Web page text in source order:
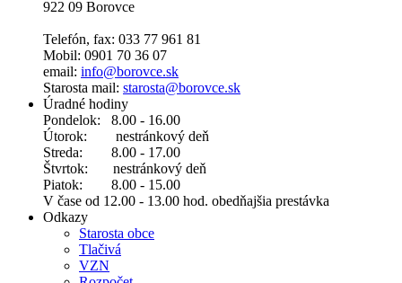
922 09 Borovce
Telefón, fax: 033 77 961 81
Mobil: 0901 70 36 07
email: info@borovce.sk
Starosta mail: starosta@borovce.sk
Úradné hodiny
Pondelok: 8.00 - 16.00
Útorok: nestránkový deň
Streda: 8.00 - 17.00
Štvrtok: nestránkový deň
Piatok: 8.00 - 15.00
V čase od 12.00 - 13.00 hod. obedňajšia prestávka
Odkazy
Starosta obce
Tlačivá
VZN